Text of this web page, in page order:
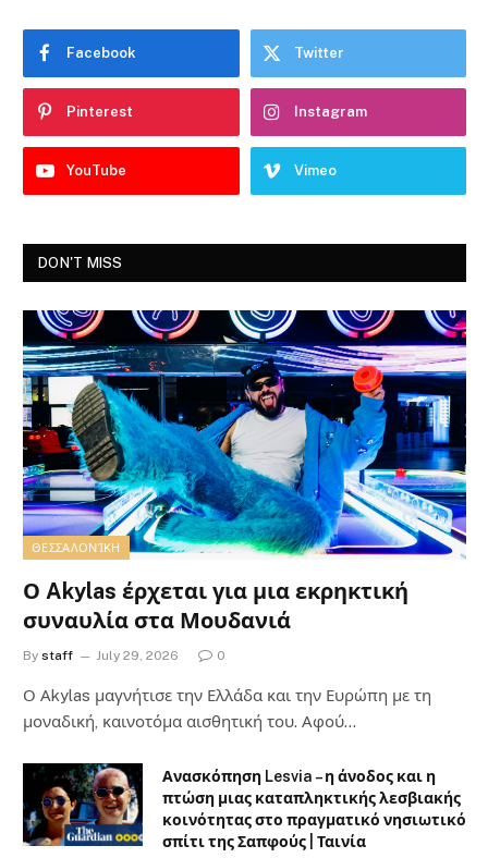
Facebook Twitter
Pinterest Instagram
YouTube Vimeo
DON'T MISS
ΘΕΣΣΑΛΟΝΊΚΗ
Ο Akylas έρχεται για μια εκρηκτική
συναυλία στα Μουδανιά
By staff July 29, 2026 0
Ο Αkylas μαγνήτισε την Ελλάδα και την Ευρώπη με τη
μοναδική, καινοτόμα αισθητική του. Αφού…
Ανασκόπηση Lesvia – η άνοδος και η
πτώση μιας καταπληκτικής λεσβιακής
κοινότητας στο πραγματικό νησιωτικό
σπίτι της Σαπφούς | Ταινία